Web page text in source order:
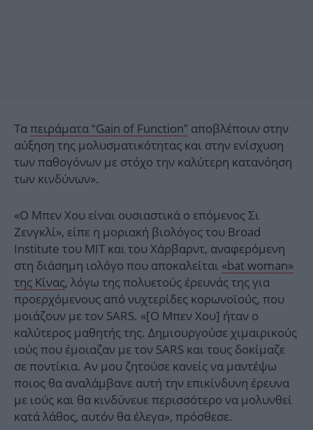
Ταπειράματα “Gain of Function” αποβλέπουν στην
αύξηση της μολυσματικότητας και στην ενίσχυση
των παθογόνων με στόχο την καλύτερη κατανόηση
των κινδύνων».
«Ο Μπεν Χου είναι ουσιαστικά ο επόμενος Σι
Ζενγκλί», είπε η μοριακή βιολόγος του Broad
Institute του ΜΙΤ και του Χάρβαρντ, αναφερόμενη
στη διάσημη ιολόγο που αποκαλείται «bat woman»
της Κίνας, λόγω της πολυετούς έρευνάς της για
προερχόμενους από νυχτερίδες κορωνοϊούς, που
μοιάζουν με τον SARS. «[Ο Μπεν Χου] ήταν ο
καλύτερος μαθητής της. Δημιουργούσε χιμαιρικούς
ιούς που έμοιαζαν με τον SARS και τους δοκίμαζε
σε ποντίκια. Αν μου ζητούσε κανείς να μαντέψω
ποιος θα αναλάμβανε αυτή την επικίνδυνη έρευνα
με ιούς και θα κινδύνευε περισσότερο να μολυνθεί
κατά λάθος, αυτόν θα έλεγα», πρόσθεσε.